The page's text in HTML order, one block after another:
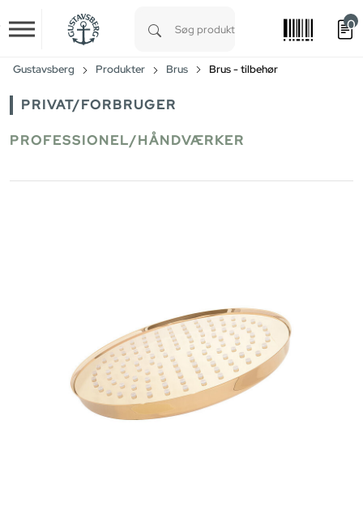
Skip to main content
0
Gustavsberg Produkter Brus Brus - tilbehør
PRIVAT/FORBRUGER
PROFESSIONEL/HÅNDVÆRKER